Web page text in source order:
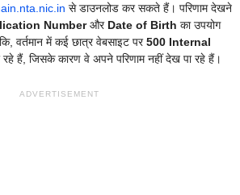
से डाउनलोड कर सकते हैं। परिणाम देखने
Numberऔर Date of Birth का उपयोग
वर्तमान में कई छात्र वेबसाइट पर500 Internal
हैं, जिसके कारण वे अपने परिणाम नहीं देख पा रहे हैं।
ADVERTISEMENT